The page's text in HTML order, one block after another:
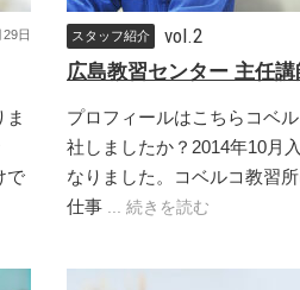
日
ま
で
スタッフ紹介 vol.2
広島教習センター 主任
プロフィールはこちらコベ
社しましたか？2014年10月
なりました。コベルコ教習
仕事 ... 続きを読む